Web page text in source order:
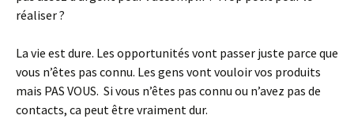
réaliser ?
La vie est dure. Les opportunités vont passer juste parce que
vous n’êtes pas connu. Les gens vont vouloir vos produits
mais PAS VOUS. Si vous n’êtes pas connu ou n’avez pas de
contacts, ca peut être vraiment dur.